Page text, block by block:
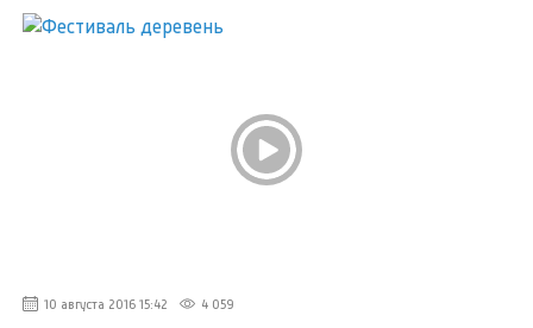
10 августа 2016 15:42 4 059